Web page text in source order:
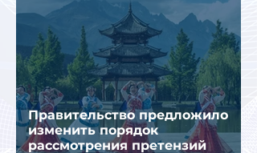
Правительство предложило
изменить порядок
рассмотрения претензий